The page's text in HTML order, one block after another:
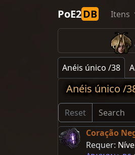
PoE2DB Itens
Anéis único /38
Anéis único /
Reset
Coração
Requer: